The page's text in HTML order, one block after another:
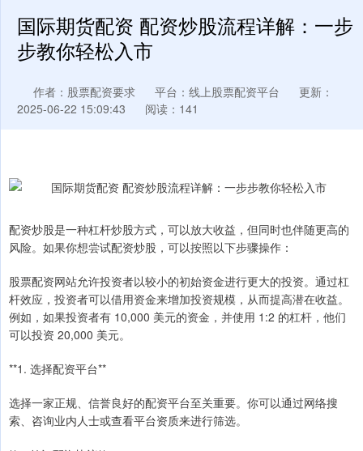
国际期货配资 配资炒股流程详解：一步
步教你轻松入市
作者：股票配资要求 平台：线上股票配资平台
更新：
2025-06-22 15:09:43
阅读：141
配资炒股是一种杠杆炒股方式，可以放大收益，但同时也伴随更高的
风险。如果你想尝试配资炒股，可以按照以下步骤操作：
股票配资网站允许投资者以较小的初始资金进行更大的投资。通过杠
杆效应，投资者可以借用资金来增加投资规模，从而提高潜在收益。
例如，如果投资者有 10,000 美元的资金，并使用 1:2 的杠杆，他们
可以投资 20,000 美元。
**1. 选择配资平台**
选择一家正规、信誉良好的配资平台至关重要。你可以通过网络搜
索、咨询业内人士或查看平台资质来进行筛选。